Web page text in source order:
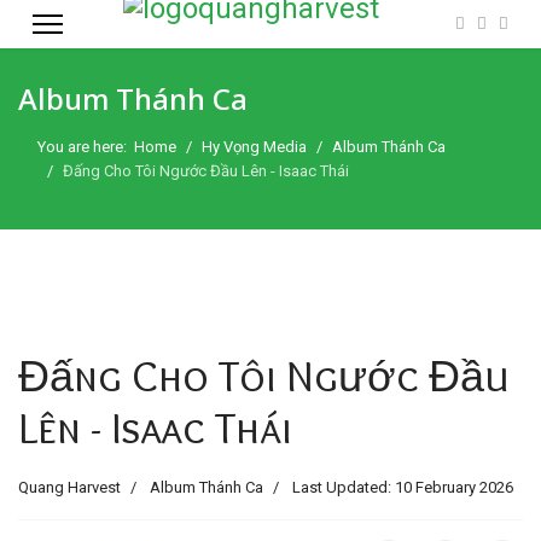
Album Thánh Ca
You are here: Home Hy Vọng Media
Album Thánh Ca
Đấng Cho Tôi Ngước Đầu Lên - Isaac Thái
Đấng Cho Tôi Ngước Đầu
Lên - Isaac Thái
Quang Harvest Album Thánh Ca Last Updated: 10 February 2026